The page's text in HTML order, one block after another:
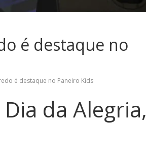
é destaque no
é destaque no Paneiro Kids
da Alegria,